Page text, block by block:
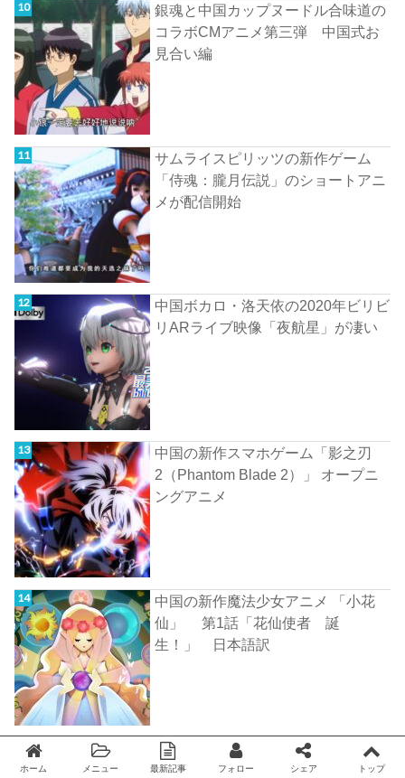
銀魂と中国カップヌードル合味道の
コラボCMアニメ第三弾 中国式お
見合い編
サムライスピリッツの新作ゲーム
「侍魂：朧月伝説」のショートアニ
メが配信開始
中国ボカロ・洛天依の2020年ビリビ
リARライブ映像「夜航星」が凄い
中国の新作スマホゲーム「影之刃
2（Phantom Blade 2）」 オープニ
ングアニメ
中国の新作魔法少女アニメ 「小花
仙」 第1話「花仙使者 誕
生！」 日本語訳
中国のWEBアニメ 「撸时代」 第12
～13話 お尻回
ホーム メニュー 最新記事 フォロー シェア トップ
Twitter facebook